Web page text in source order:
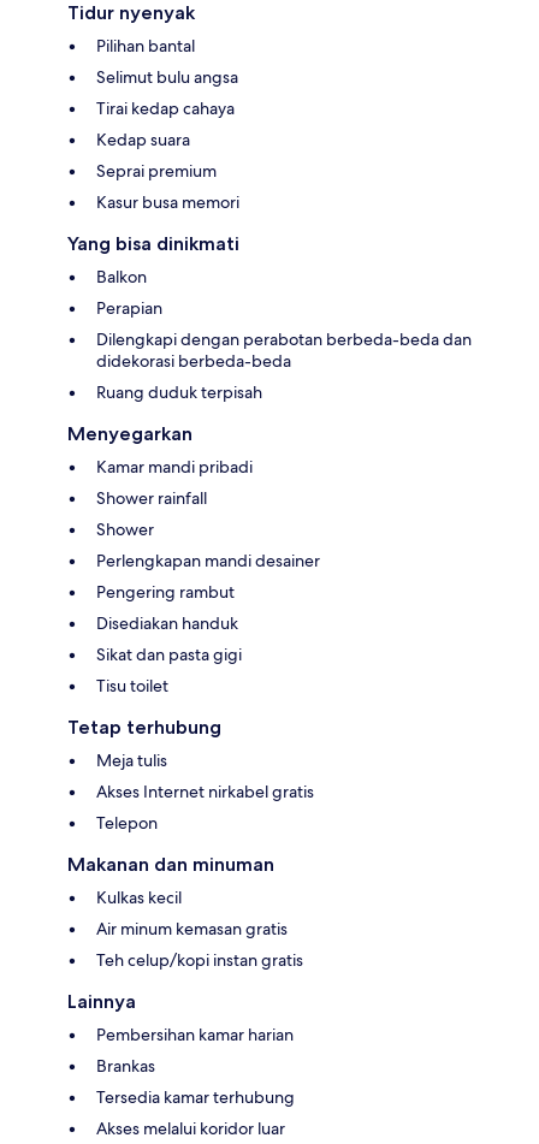
Tidur nyenyak
Pilihan bantal
Selimut bulu angsa
Tirai kedap cahaya
Kedap suara
Seprai premium
Kasur busa memori
Yang bisa dinikmati
Balkon
Perapian
Dilengkapi dengan perabotan berbeda-beda dan
didekorasi berbeda-beda
Ruang duduk terpisah
Menyegarkan
Kamar mandi pribadi
Shower rainfall
Shower
Perlengkapan mandi desainer
Pengering rambut
Disediakan handuk
Sikat dan pasta gigi
Tisu toilet
Tetap terhubung
Meja tulis
Akses Internet nirkabel gratis
Telepon
Makanan dan minuman
Kulkas kecil
Air minum kemasan gratis
Teh celup/kopi instan gratis
Lainnya
Pembersihan kamar harian
Brankas
Tersedia kamar terhubung
Akses melalui koridor luar